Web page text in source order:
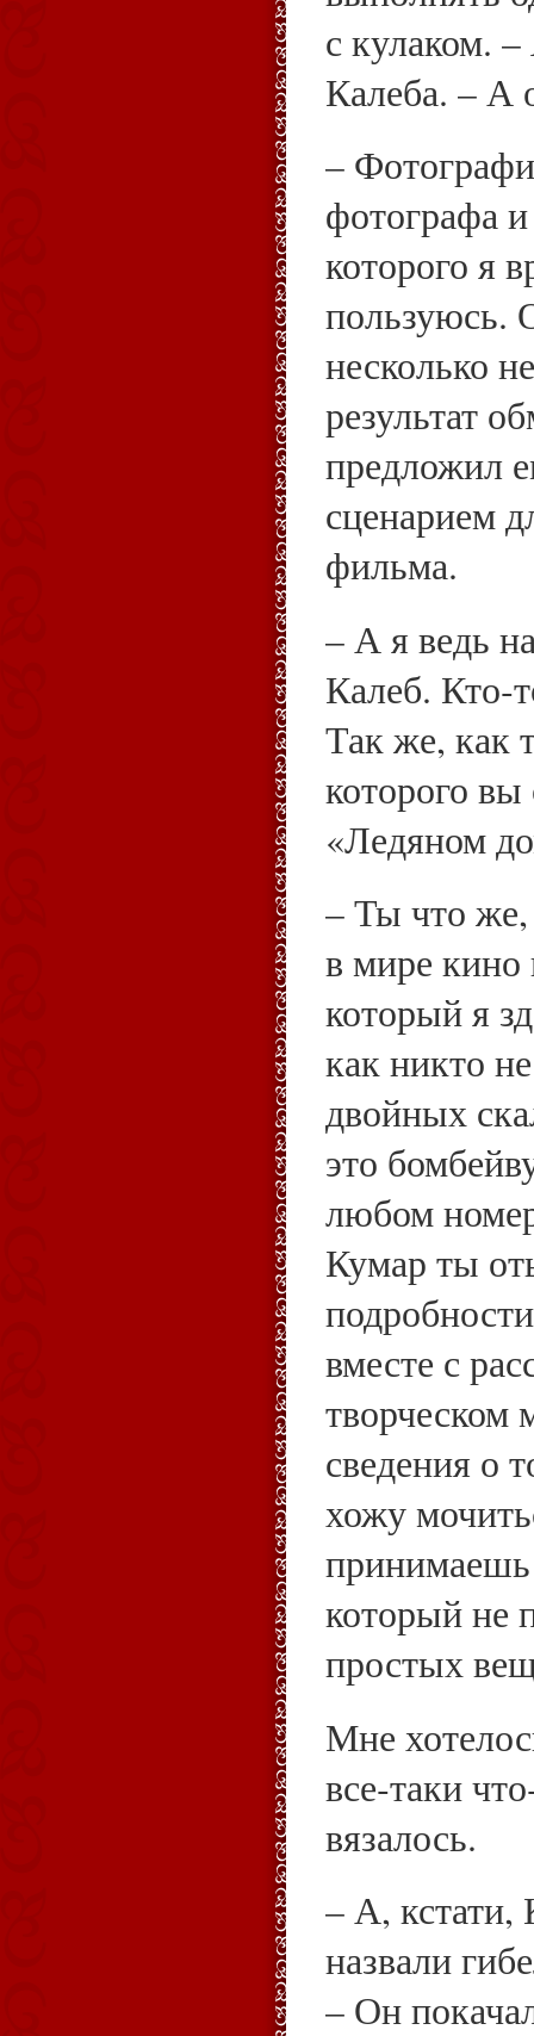
с кулаком. –
Калеба. – А
–
фотографа
которого я
пользуюсь.
несколько
результат
предложил
сценарием
фильма.
– А я ведь
Калеб.
Так же, как
которого
«Ледяном
– Ты что же,
в мире кино
который я
как никто
двойных
это
любом
Кумар ты
вместе с
творческом
сведения о
хожу
принимаешь
который не
простых
Мне
все‑таки
вязалось.
– А, кстати,
назвали
– Он